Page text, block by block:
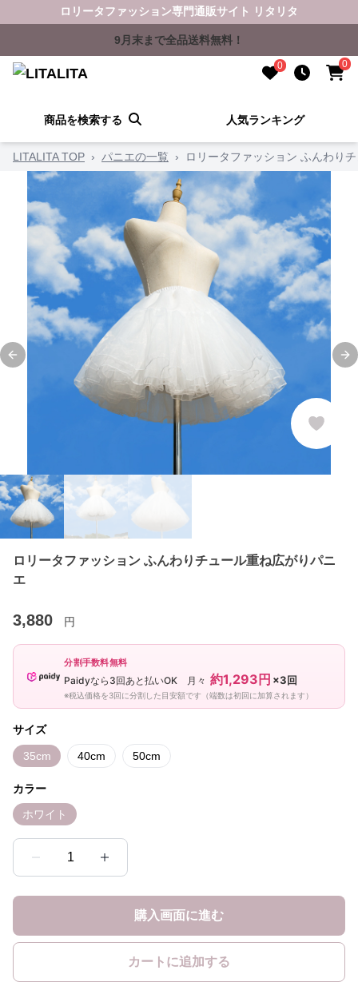
ロリータファッション専門通販サイト リタリタ
9月末まで全品送料無料！
0 0
商品を検索する 人気ランキング
LITALITA TOP › パニエの一覧 › ロリータファッション ふんわり
Previous slide
ロリータファッション ふんわりチュール重ね広がりパニ
エ
3,880 円
分割手数料無料
Paidyなら3回あと払いOK 月々 約1,293円 ×3回
※税込価格を3回に分割した目安額です（端数は初回に加算されます）
サイズ
35cm 40cm 50cm
カラー
ホワイト
1
購入画面に進む
カートに追加する